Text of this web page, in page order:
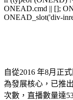
ONEAD.cmd || [];
ONEAD_slot('div-
自從2016 年8月正
為發展核心，已推
次數，直播數量達